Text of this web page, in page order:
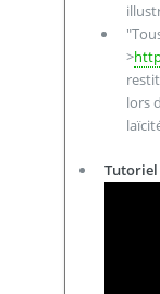
>
lors
Tutoriel